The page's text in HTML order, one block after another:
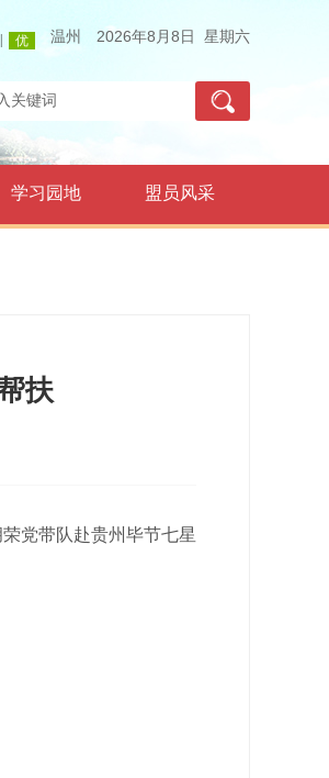
温州 2026年8月8日 星期六
学习园地 盟员风采
扶
党带队赴贵州毕节七星